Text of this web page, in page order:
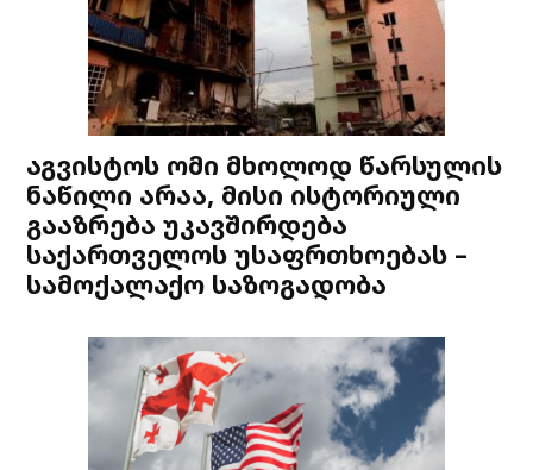
აგვისტოს ომი მხოლოდ წარსულის
ნაწილი არაა, მისი ისტორიული
გააზრება უკავშირდება
საქართველოს უსაფრთხოებას –
სამოქალაქო საზოგადობა